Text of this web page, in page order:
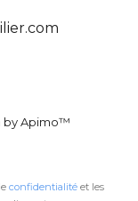
byApimo™
confidentialité et les